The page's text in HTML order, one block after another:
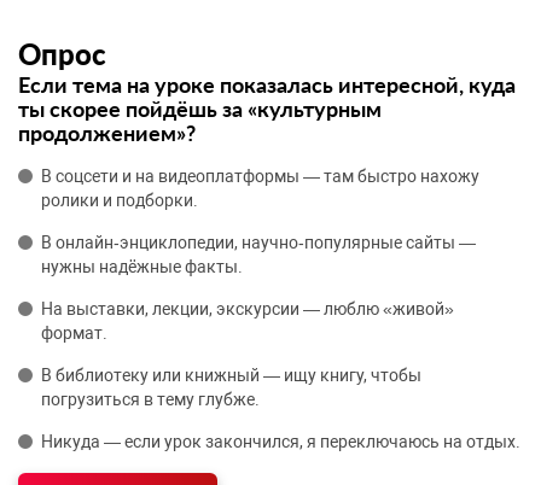
Опрос
Если тема на уроке показалась интересной, куда
ты скорее пойдёшь за «культурным
продолжением»?
В соцсети и на видеоплатформы — там быстро нахожу
ролики и подборки.
В онлайн‑энциклопедии, научно‑популярные сайты —
нужны надёжные факты.
На выставки, лекции, экскурсии — люблю «живой»
формат.
В библиотеку или книжный — ищу книгу, чтобы
погрузиться в тему глубже.
Никуда — если урок закончился, я переключаюсь на отдых.